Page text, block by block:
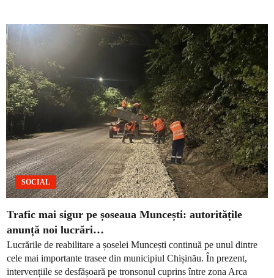
SOCIAL
Trafic mai sigur pe șoseaua Muncești: autoritățile
anunță noi lucrări…
Lucrările de reabilitare a șoselei Muncești continuă pe unul dintre
cele mai importante trasee din municipiul Chișinău. În prezent,
intervențiile se desfășoară pe tronsonul cuprins între zona Arca